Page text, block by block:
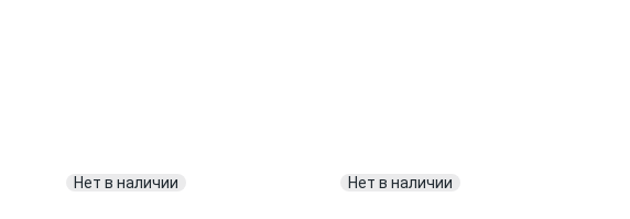
Нет в наличии Нет в наличии